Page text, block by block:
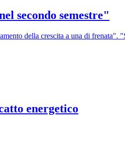
secondo semestre"
della crescita a una di frenata".
energetico